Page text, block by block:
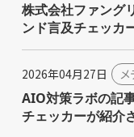
株式会社ファング
ンド言及チェッカ
2026年04月27日 メ
AIO対策ラボの記
チェッカーが紹介